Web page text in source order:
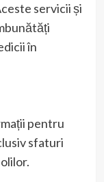
servicii și
în
pentru
sfaturi